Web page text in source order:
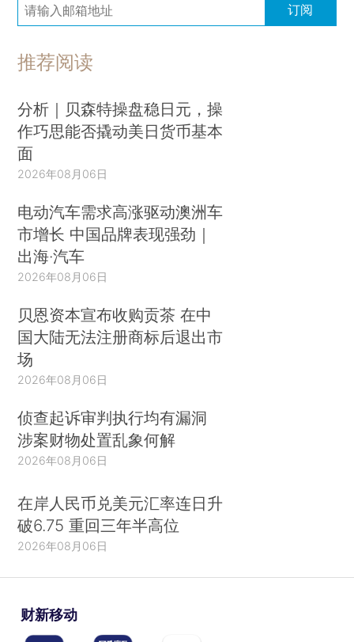
订阅
推荐阅读
分析｜贝森特操盘稳日元，操
作巧思能否撬动美日货币基本
面
2026年08月06日
电动汽车需求高涨驱动澳洲车
市增长 中国品牌表现强劲｜
出海·汽车
2026年08月06日
贝恩资本宣布收购贡茶 在中
国大陆无法注册商标后退出市
场
2026年08月06日
侦查起诉审判执行均有漏洞
涉案财物处置乱象何解
2026年08月06日
在岸人民币兑美元汇率连日升
破6.75 重回三年半高位
2026年08月06日
财新移动